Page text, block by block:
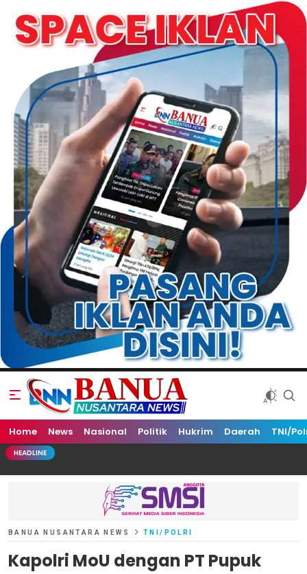
Banua Nusantara News
Home News Nasional Politik Hukrim Daerah TNI/
HEADLINE
BANUA NUSANTARA NEWS TNI/POLRI
Kapolri MoU dengan PT Pupuk